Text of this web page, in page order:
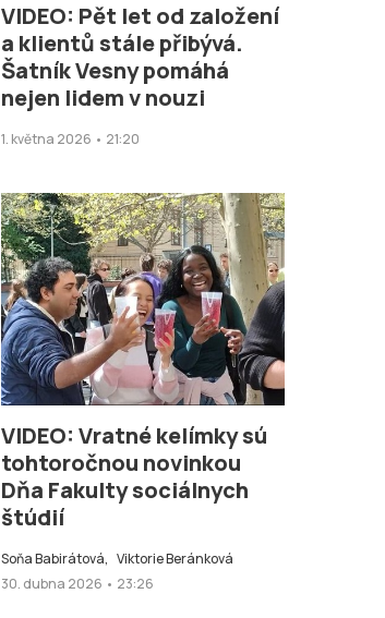
VIDEO: Pět let od založení
a klientů stále přibývá.
Šatník Vesny pomáhá
nejen lidem v nouzi
1. května 2026 • 21:20
VIDEO: Vratné kelímky sú
tohtoročnou novinkou
Dňa Fakulty sociálnych
štúdií
Soňa Babirátová, Viktorie Beránková
30. dubna 2026 • 23:26